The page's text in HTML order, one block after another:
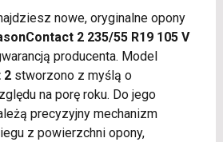
nowe, oryginalne opony
2 235/55 R19 105 V
producenta. Model
2stworzono z myślą o
na porę roku. Do jego
precyzyjny mechanizm
z powierzchni opony,